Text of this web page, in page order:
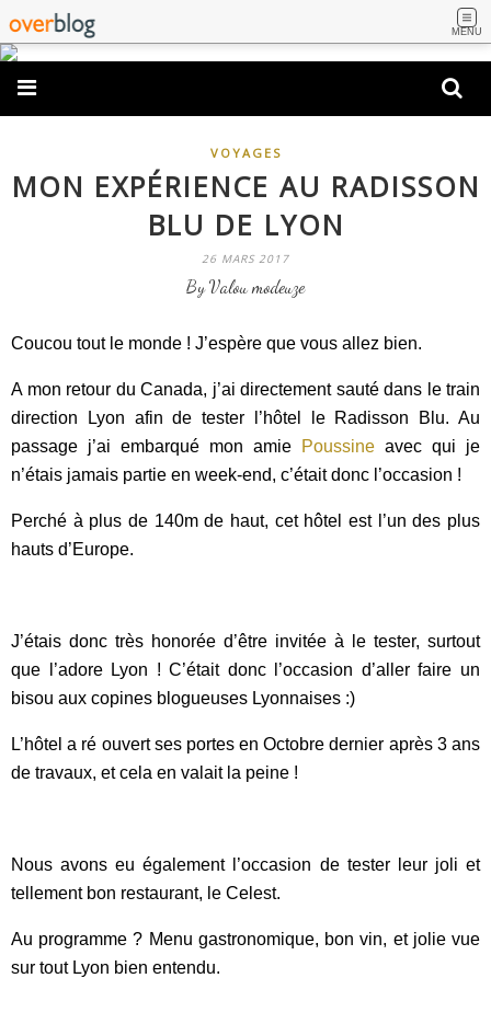
MENU
VOYAGES
MON EXPÉRIENCE AU RADISSON
BLU DE LYON
26 MARS 2017
By Valou modeuze
Coucou tout le monde ! J’espère que vous allez bien.
A mon retour du Canada, j’ai directement sauté dans le train
direction Lyon afin de tester l’hôtel le Radisson Blu. Au
passage j’ai embarqué mon amie
Poussine avec qui je
n’étais jamais partie en week-end, c’était donc l’occasion !
Perché à plus de 140m de haut, cet hôtel est l’un des plus
hauts d’Europe.
J’étais donc très honorée d’être invitée à le tester, surtout
que l’adore Lyon ! C’était donc l’occasion d’aller faire un
bisou aux copines blogueuses Lyonnaises :)
L’hôtel a ré ouvert ses portes en Octobre dernier après 3 ans
de travaux, et cela en valait la peine !
Nous avons eu également l’occasion de tester leur joli et
tellement bon restaurant, le Celest.
Au programme ? Menu gastronomique, bon vin, et jolie vue
sur tout Lyon bien entendu.